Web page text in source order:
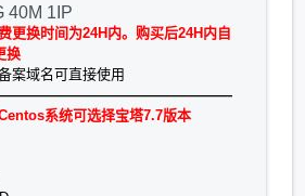
40M 1IP
更换时间为24H内。购买后24H内自
换
案域名可直接使用
系统可选择宝塔7.7版本